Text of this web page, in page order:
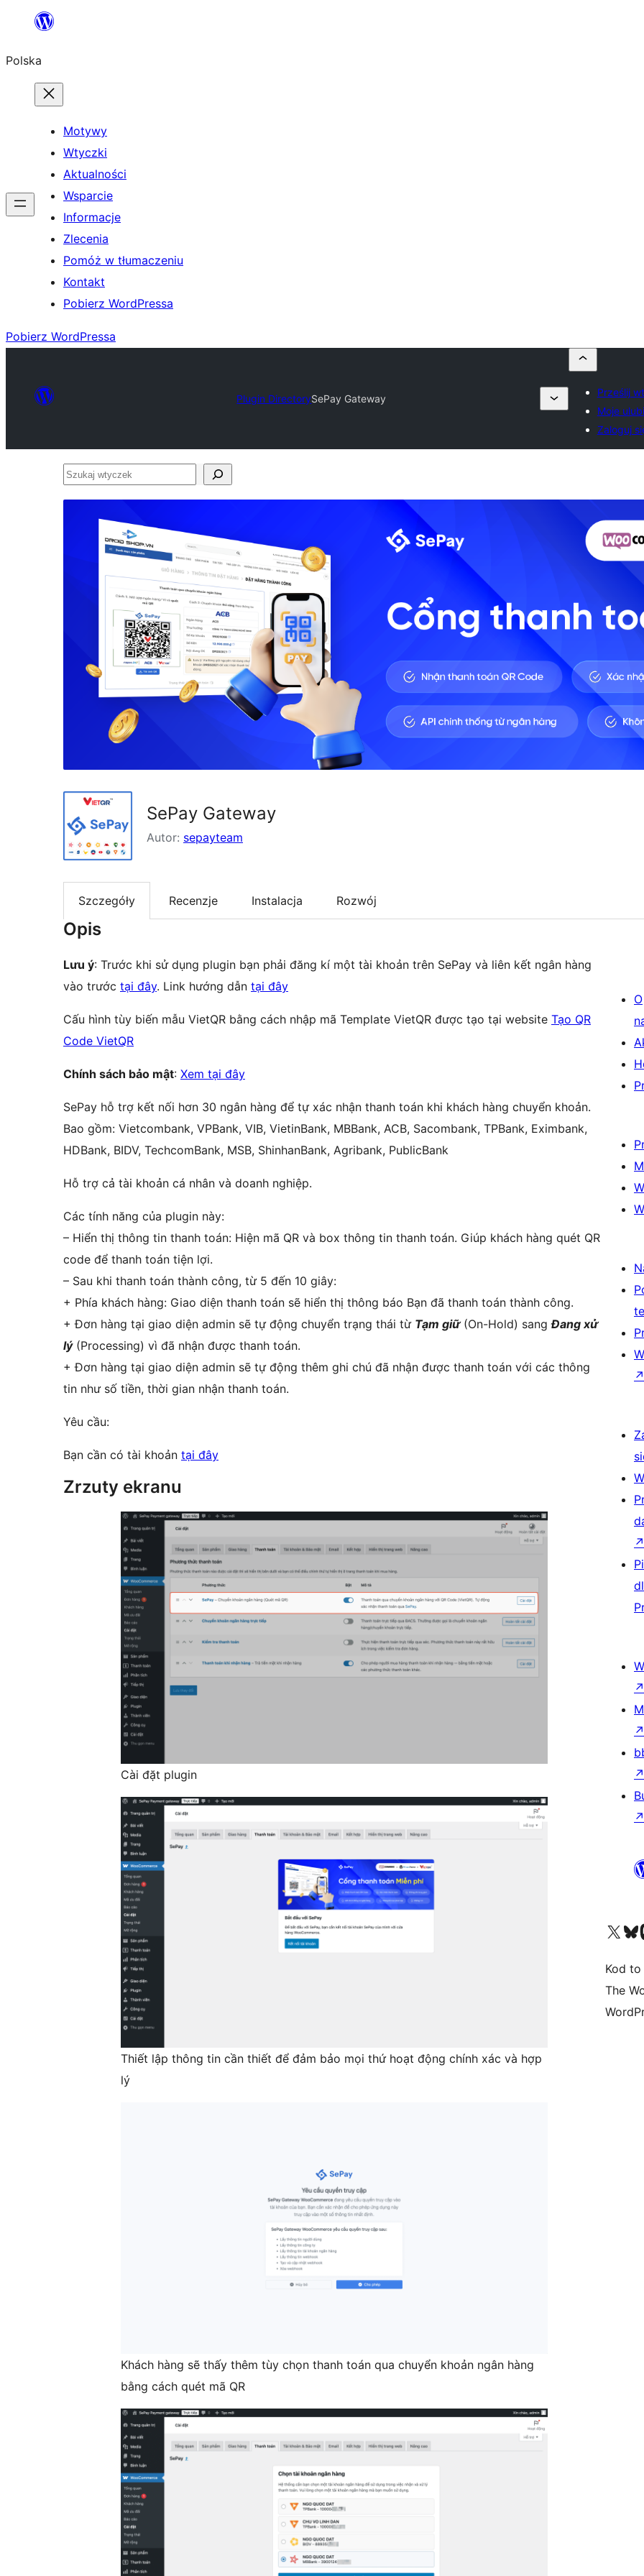
Przejdź
treści
Polska
Motywy
Wtyczki
Aktualności
Wsparcie
Informacje
Zlecenia
Pomóż w tłumaczeniu
Kontakt
Pobierz WordPressa
Pobierz WordPressa
Plugin DirectorySePay Gateway
Prześlij
Moje
Zaloguj
Szukaj
SePay Gateway
Autor: sepayteam
Szczegóły Recenzje Instalacja Rozwój
Opis
Lưu ý: Trước khi sử dụng plugin bạn phải đăng kí một tài khoản trên SePay và liên kết ngân hàng
vào trước tại đây. Link hướng dẫn tại đây
Cấu hình tùy biến mẫu VietQR bằng cách nhập mã Template VietQR được tạo tại website Tạo QR
Code VietQR
Chính sách bảo mật: Xem tại đây
SePay hỗ trợ kết nối hơn 30 ngân hàng để tự xác nhận thanh toán khi khách hàng chuyển khoản.
Bao gồm: Vietcombank, VPBank, VIB, VietinBank, MBBank, ACB, Sacombank, TPBank, Eximbank,
HDBank, BIDV, TechcomBank, MSB, ShinhanBank, Agribank, PublicBank
Hỗ trợ cả tài khoản cá nhân và doanh nghiệp.
Các tính năng của plugin này:
– Hiển thị thông tin thanh toán: Hiện mã QR và box thông tin thanh toán. Giúp khách hàng quét QR
code để thanh toán tiện lợi.
– Sau khi thanh toán thành công, từ 5 đến 10 giây:
+ Phía khách hàng: Giao diện thanh toán sẽ hiển thị thông báo Bạn đã thanh toán thành công.
+ Đơn hàng tại giao diện admin sẽ tự động chuyển trạng thái từ Tạm giữ(On-Hold) sangĐang xử
lý(Processing) vì đã nhận được thanh toán.
+ Đơn hàng tại giao diện admin sẽ tự động thêm ghi chú đã nhận được thanh toán với các thông
tin như số tiền, thời gian nhận thanh toán.
Yêu cầu:
Bạn cần có tài khoản tại đây
Zrzuty ekranu
Cài đặt plugin
Thiết lập thông tin cần thiết để đảm bảo mọi thứ hoạt động chính xác và hợp
lý
Khách hàng sẽ thấy thêm tùy chọn thanh toán qua chuyển khoản ngân hàng
bằng cách quét mã QR
O
↗
↗
↗
↗
↗
↗
Odwiedź nasze
Kod
The